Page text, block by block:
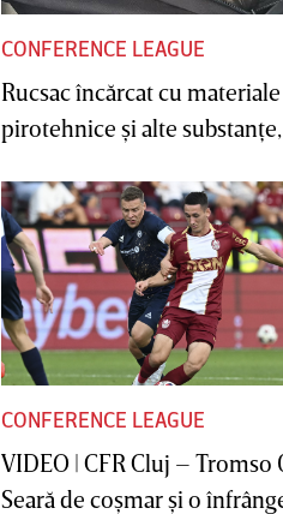
CONFERENCE LEAGUE
Rucsac încărcat cu materiale
pirotehnice şi alte substanţe,
CONFERENCE LEAGUE
VIDEO | CFR Cluj – Tromso
Seară de coşmar şi o